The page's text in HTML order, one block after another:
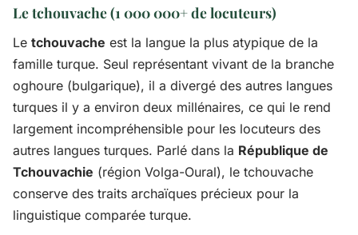
Le tchouvache (1 000 000+ de locuteurs)
Le tchouvache est la langue la plus atypique de la
famille turque. Seul représentant vivant de la branche
oghoure (bulgarique), il a divergé des autres langues
turques il y a environ deux millénaires, ce qui le rend
largement incompréhensible pour les locuteurs des
autres langues turques. Parlé dans la République de
Tchouvachie (région Volga-Oural), le tchouvache
conserve des traits archaïques précieux pour la
linguistique comparée turque.